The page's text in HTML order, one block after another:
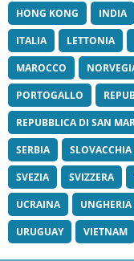
HONG KONG
INDIA
ITALIA
LETTONIA
MAROCCO
PORTOGALLO
REPUBBLICA DI SAN
SERBIA
SLOVACCHIA
SVEZIA
SVIZZERA
UCRAINA
UNGHERIA
URUGUAY
VIETNAM